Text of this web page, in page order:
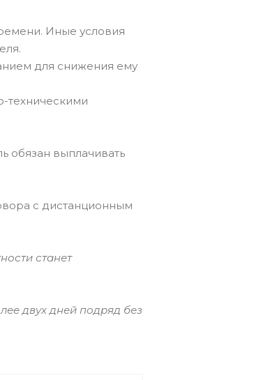
Иные условия
для снижения ему
техническими
обязан выплачивать
с дистанционным
станет
двух дней подряд без